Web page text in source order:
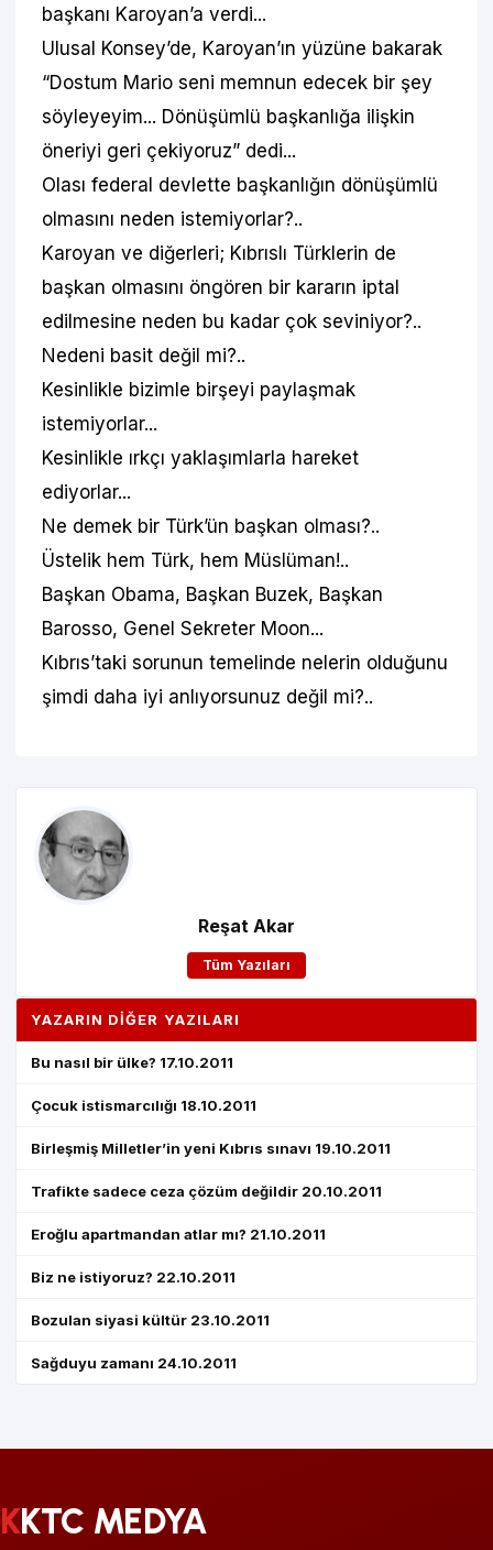
başkanı Karoyan’a verdi...
Ulusal Konsey’de, Karoyan’ın yüzüne bakarak
“Dostum Mario seni memnun edecek bir şey
söyleyeyim... Dönüşümlü başkanlığa ilişkin
öneriyi geri çekiyoruz” dedi...
Olası federal devlette başkanlığın dönüşümlü
olmasını neden istemiyorlar?..
Karoyan ve diğerleri; Kıbrıslı Türklerin de
başkan olmasını öngören bir kararın iptal
edilmesine neden bu kadar çok seviniyor?..
Nedeni basit değil mi?..
Kesinlikle bizimle birşeyi paylaşmak
istemiyorlar...
Kesinlikle ırkçı yaklaşımlarla hareket
ediyorlar...
Ne demek bir Türk’ün başkan olması?..
Üstelik hem Türk, hem Müslüman!..
Başkan Obama, Başkan Buzek, Başkan
Barosso, Genel Sekreter Moon...
Kıbrıs’taki sorunun temelinde nelerin olduğunu
şimdi daha iyi anlıyorsunuz değil mi?..
Reşat Akar
Tüm Yazıları
YAZARIN DIĞER YAZILARI
Bu nasıl bir ülke? 17.10.2011
Çocuk istismarcılığı 18.10.2011
Birleşmiş Milletler’in yeni Kıbrıs sınavı 19.10.2011
Trafikte sadece ceza çözüm değildir 20.10.2011
Eroğlu apartmandan atlar mı? 21.10.2011
Biz ne istiyoruz? 22.10.2011
Bozulan siyasi kültür 23.10.2011
Sağduyu zamanı 24.10.2011
KKTC MEDYA